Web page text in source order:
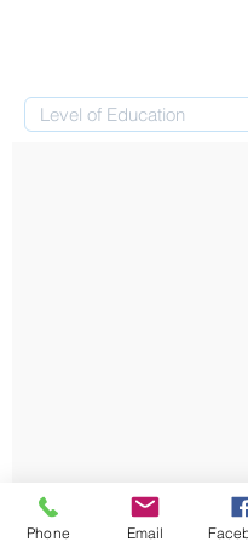
Phone Email